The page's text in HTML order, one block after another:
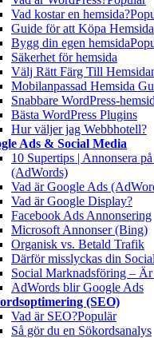
Vad kostar en hemsida?
Guide för att Köpa Hemsida
Bygg din egen hemsida
Säkerhet för hemsida
Välj Rätt Färg Till
Mobilanpassad Hemsida
Snabbare WordPress-
Bästa WordPress Plugins
Hur väljer jag Webbhotell?
Ads & Social Media
10 Supertips | Annonsera
(AdWords)
Vad är Google Ads
Vad är Google Display?
Facebook Ads Annonsering
Microsoft Annonser (Bing)
Organisk vs. Betald Trafik
Därför misslyckas din
Social Marknadsföring –
AdWords blir Google Ads
(SEO)
Vad är SEO?Populär
Så gör du en Sökordsanalys